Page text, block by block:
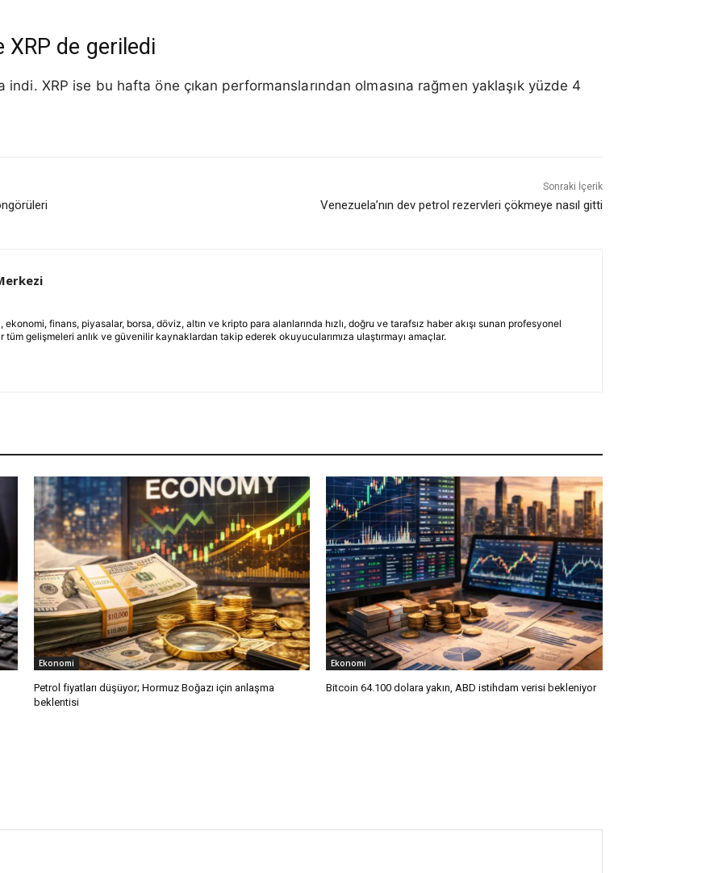
XRP de geriledi
XRP ise bu hafta öne çıkan performanslarından olmasına rağmen yaklaşık yüzde 4
Sonraki İçerik
Venezuela’nın dev petrol rezervleri çökmeye nasıl gitti
finans, piyasalar, borsa, döviz, altın ve kripto para alanlarında hızlı, doğru ve tarafsız haber akışı sunan profesyonel
tüm gelişmeleri anlık ve güvenilir kaynaklardan takip ederek okuyucularımıza ulaştırmayı amaçlar.
Ekonomi
Petrol fiyatları düşüyor; Hormuz Boğazı için anlaşma
beklentisi
Ekonomi
Bitcoin 64.100 dolara yakın, ABD istihdam verisi bekleniyor